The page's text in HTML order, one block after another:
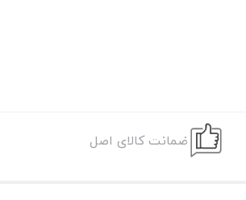
ضمانت کالای اصل